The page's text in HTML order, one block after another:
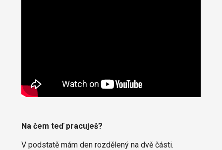
Na čem teď pracuješ?
V podstatě mám den rozdělený na dvě části.